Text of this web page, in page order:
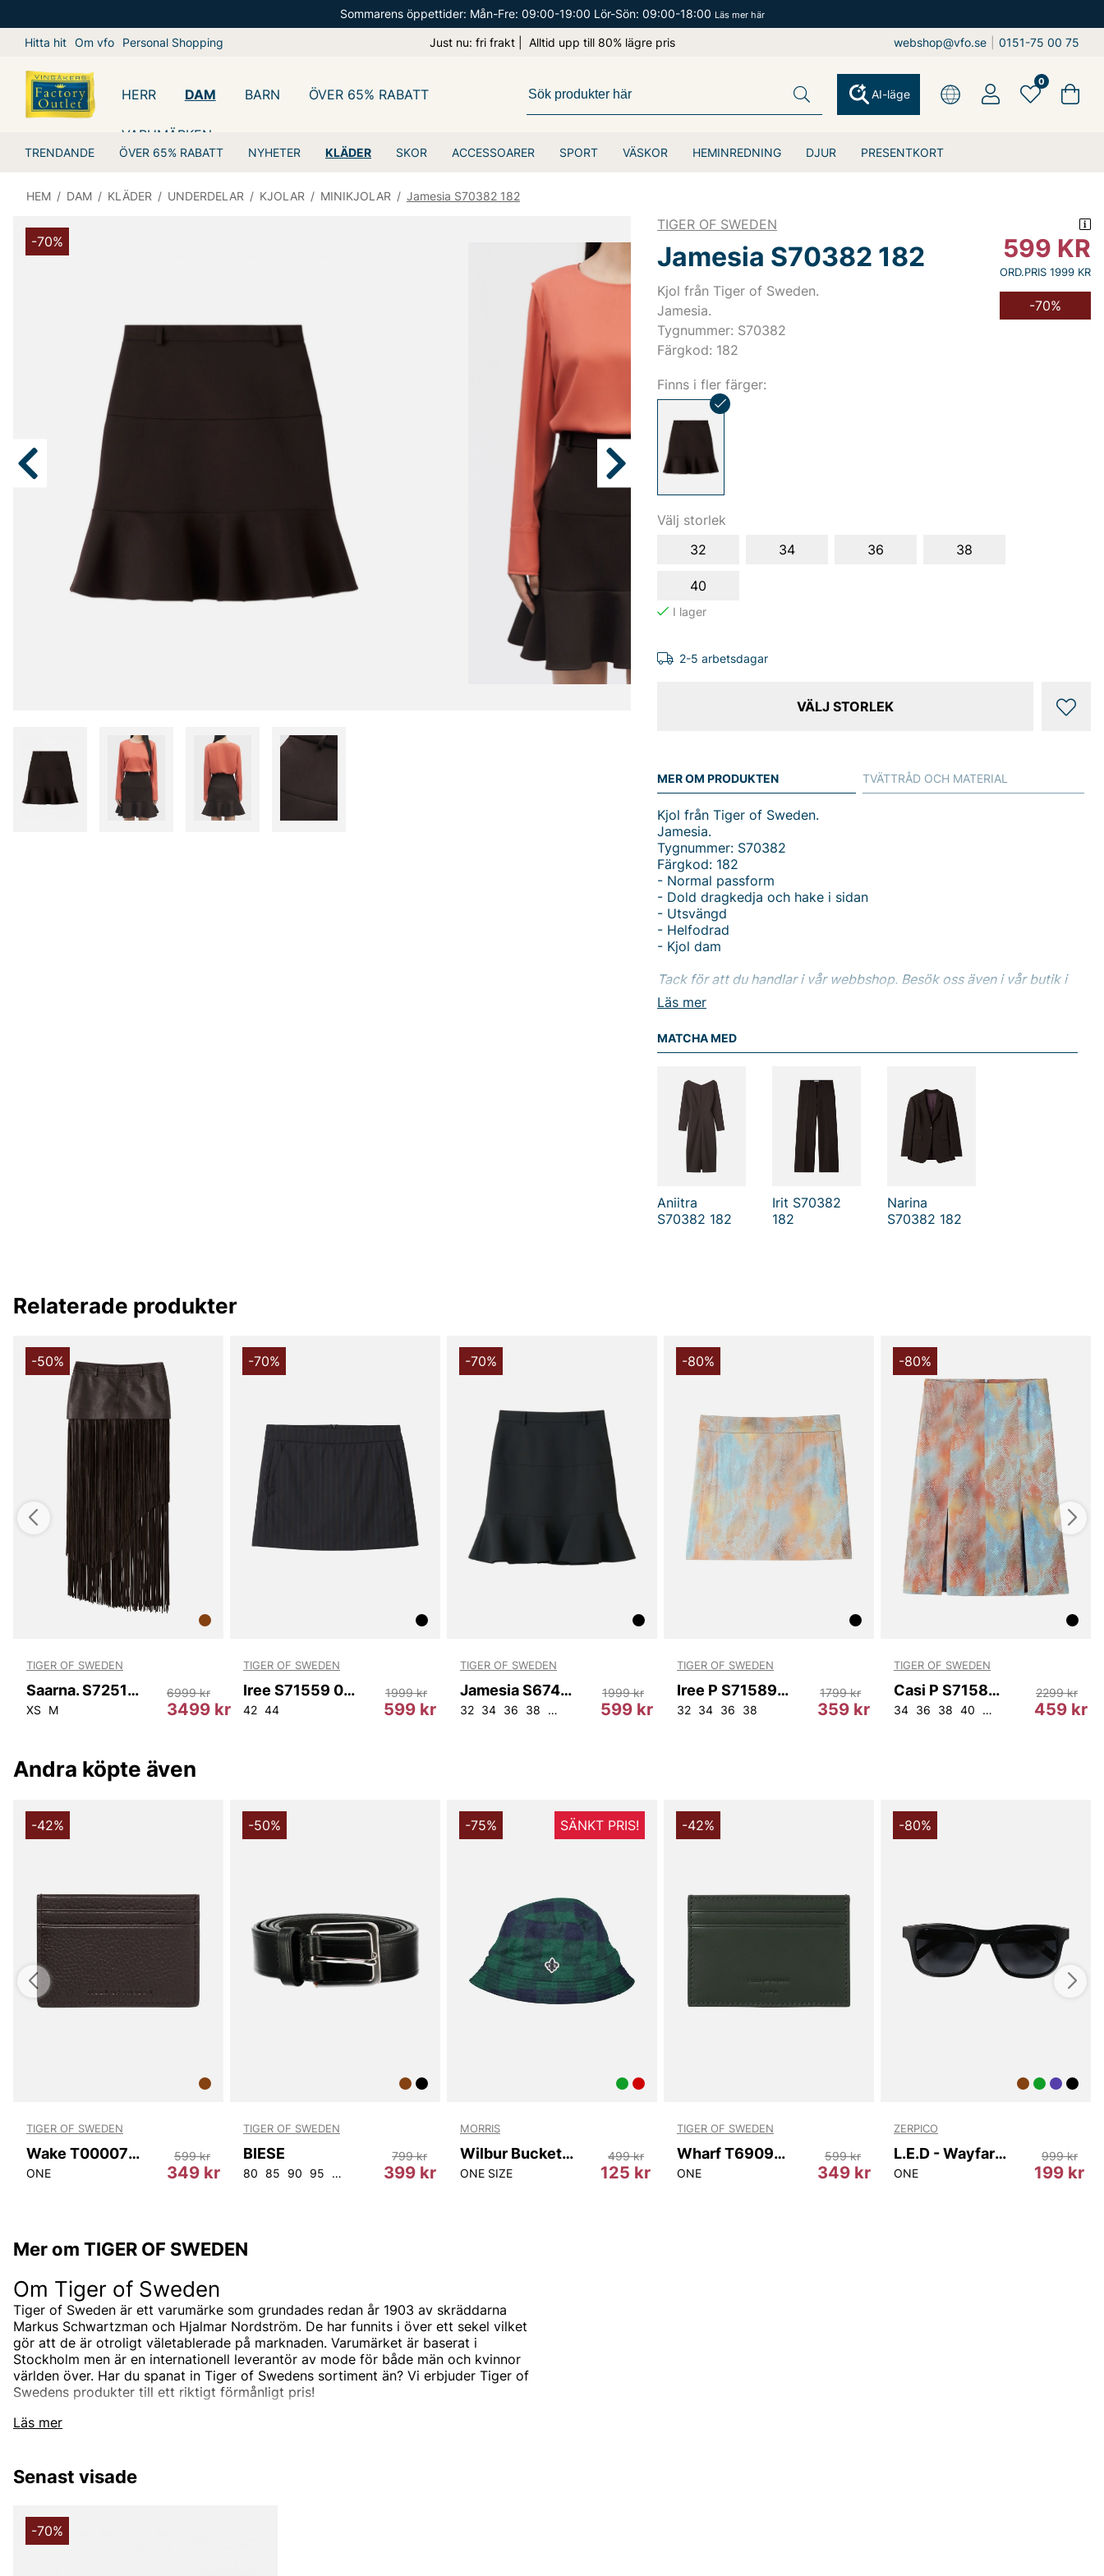
Sommarens öppettider: Mån-Fre: 09:00-19:00 Lör-Sön: 09:00-18:00 Läs mer här
Hitta hit Om vfo Personal Shopping Just nu: fri frakt | Alltid upp till 80% lägre pris webshop@vfo.se 0151-75 00 75
HERR DAM
TRENDANDE ÖVER 65% RABATT NYHETER KLÄDER SKOR ACCESSOARER SPORT VÄSKOR HEMINREDNING DJUR PRESENTKORT
BARN ÖVER 65% RABATT
VARUMÄRKEN
AI-läge
0
HEM / DAM / KLÄDER / UNDERDELAR / KJOLAR / MINIKJOLAR / Jamesia S70382 182
-70%
TIGER OF SWEDEN
Jamesia S70382 182
Kjol från Tiger of Sweden.
Jamesia.
Tygnummer: S70382
Färgkod: 182
599 KR
ORD.PRIS 1999 KR
-70%
Finns i fler färger:
Välj storlek
32
34 36 38
40
2-5 arbetsdagar
VÄLJ STORLEK
MER OM PRODUKTEN
Läs mer
Kjol från Tiger of Sweden.
Jamesia.
Tygnummer: S70382
Färgkod: 182
- Normal passform
- Dold dragkedja och hake i sidan
- Utsvängd
- Helfodrad
- Kjol dam
Tack för att du handlar i vår webbshop. Besök oss även i vår butik i
Vingåker.
TVÄTTRÅD OCH MATERIAL
MATCHA MED
Aniitra
S70382 182
Irit S70382
182
Narina
S70382 182
Relaterade produkter
-50%
TIGER OF SWEDEN
Saarna. S72515 182
XS M 3499 kr
6999 kr
-70%
TIGER OF SWEDEN
Iree S71559 050
42 44 599 kr
1999 kr
-70%
TIGER OF SWEDEN
Jamesia S67439
32 34 36 38 40 44599 kr
1999 kr
-80%
TIGER OF SWEDEN
Iree P S71589 X31
32 34 36 38 359 kr
1799 kr
-80%
TIGER OF SWEDEN
Casi P S71589 X31
34 36 38 40 42 459 kr
2299 kr
Andra köpte även
-42%
TIGER OF SWEDEN
Wake T00007 10N
ONE 349 kr
599 kr
-50%
TIGER OF SWEDEN
BIESE
80 85 90 95 100 399 kr
799 kr
-75% SÄNKT PRIS!
MORRIS
Wilbur Bucket Hat
ONE SIZE 125 kr
499 kr
-42%
TIGER OF SWEDEN
Wharf T69097 403
ONE 349 kr
599 kr
-80%
ZERPICO
L.E.D - Wayfarer
ONE 199 kr
999 kr
Mer om TIGER OF SWEDEN
Läs mer
Om Tiger of Sweden
Tiger of Sweden är ett varumärke som grundades redan år 1903 av skräddarna
Markus Schwartzman och Hjalmar Nordström. De har funnits i över ett sekel vilket
gör att de är otroligt väletablerade på marknaden. Varumärket är baserat i
Stockholm men är en internationell leverantör av mode för både män och kvinnor
världen över. Har du spanat in Tiger of Swedens sortiment än? Vi erbjuder Tiger of
Swedens produkter till ett riktigt förmånligt pris!
Tiger of Swedens sortiment
designas i den Stockholmsbaserade studion men de samarbetar också med de
Under åren har produktutbudet breddats och speciellt utbudet för män. Idag kan du
hitta både Tiger of Sweden herrskjortor och Tiger of Sweden herrtröjor. De
Senast visade
-70%